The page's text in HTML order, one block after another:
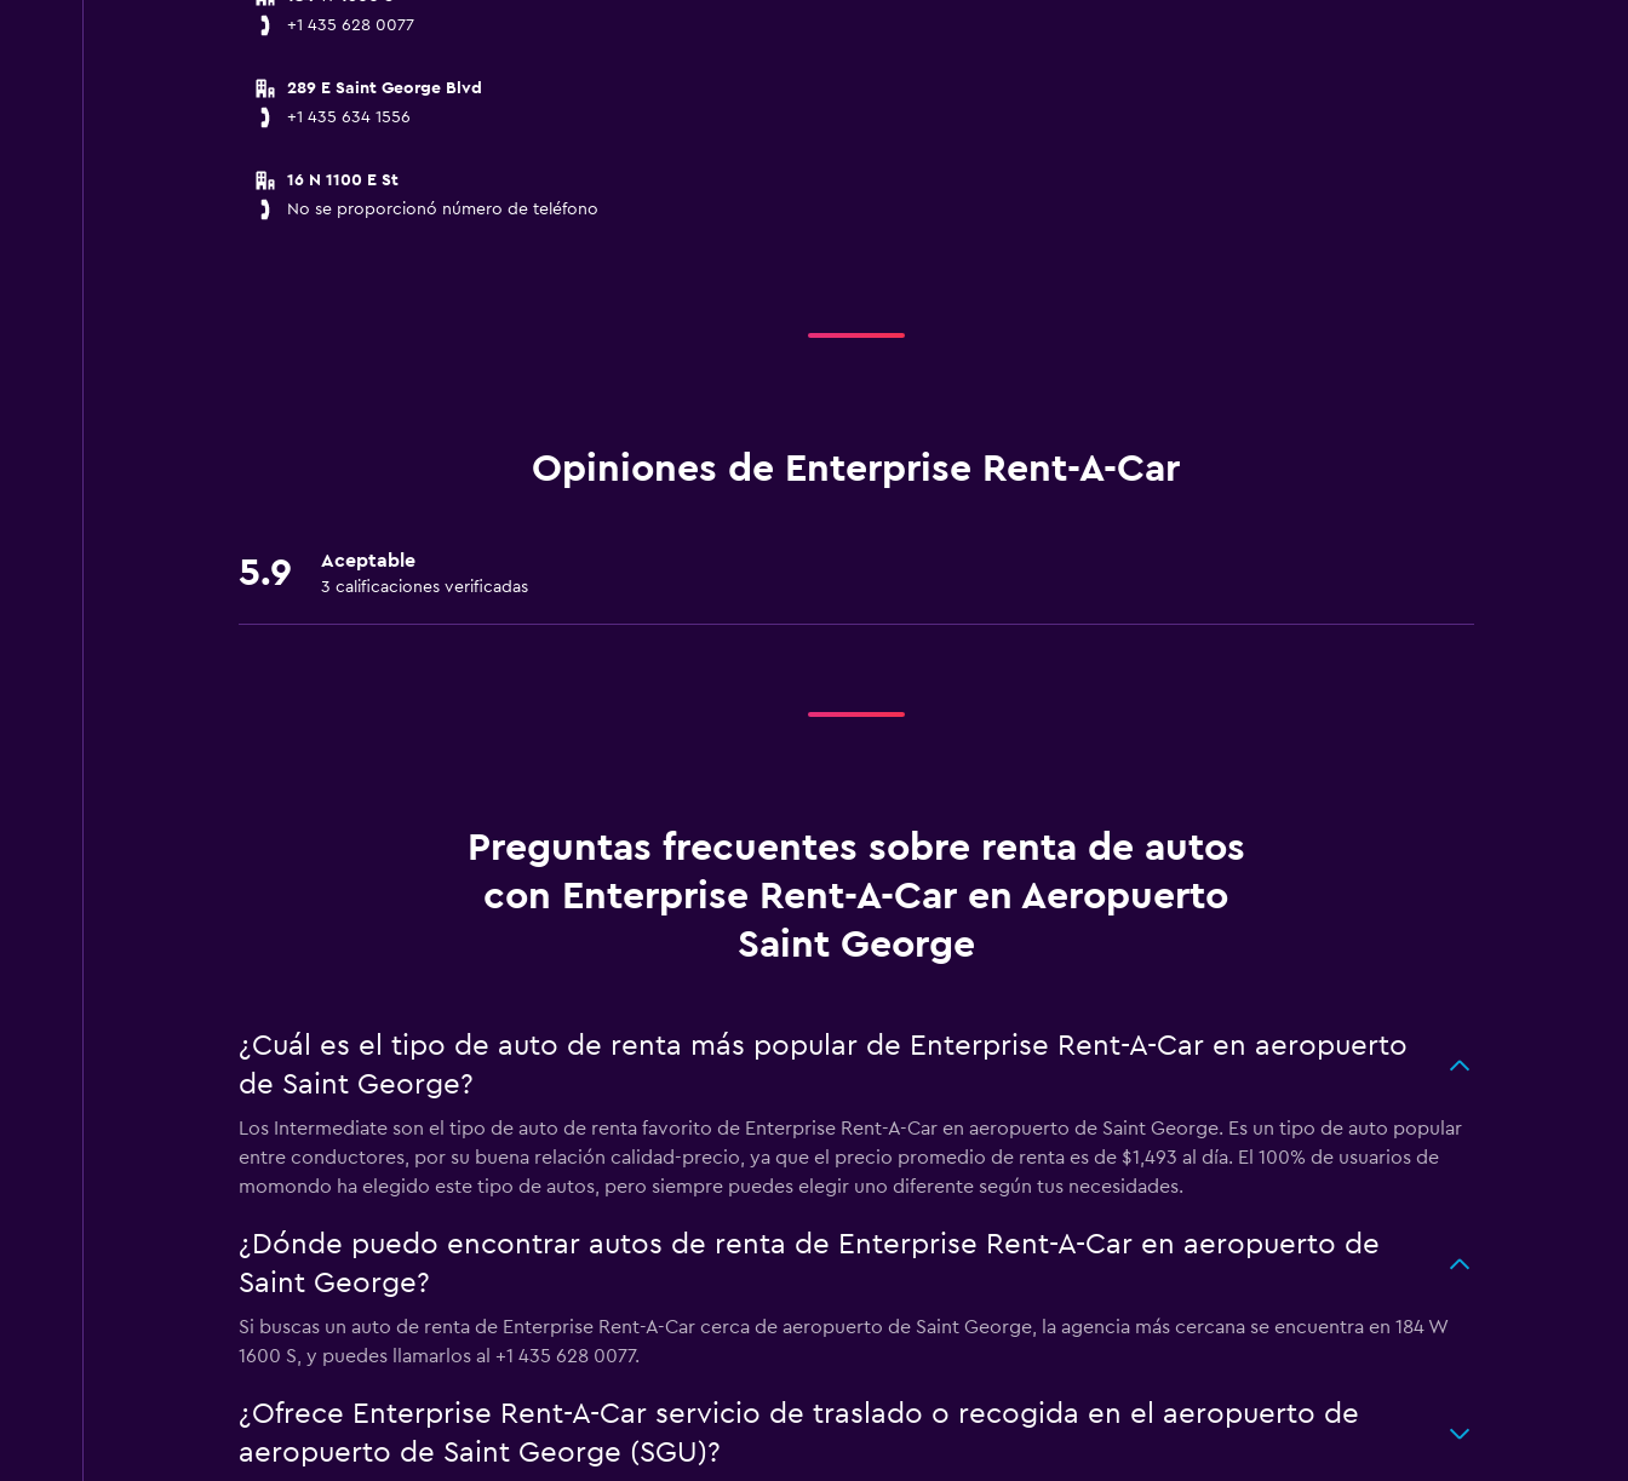
+1 435 628 0077
289 E Saint George Blvd
+1 435 634 1556
16 N 1100 E St
No se proporcionó número de teléfono
Opiniones de Enterprise Rent-A-Car
5.9 Aceptable
3 calificaciones verificadas
Preguntas frecuentes sobre renta de autos
con Enterprise Rent-A-Car en Aeropuerto
Saint George
¿Cuál es el tipo de auto de renta más popular de Enterprise Rent-A-Car en aeropuerto
de Saint George?
Los Intermediate son el tipo de auto de renta favorito de Enterprise Rent-A-Car en aeropuerto de Saint George. Es un tipo de auto popular
entre conductores, por su buena relación calidad-precio, ya que el precio promedio de renta es de $1,493 al día. El 100% de usuarios de
momondo ha elegido este tipo de autos, pero siempre puedes elegir uno diferente según tus necesidades.
¿Dónde puedo encontrar autos de renta de Enterprise Rent-A-Car en aeropuerto de
Saint George?
Si buscas un auto de renta de Enterprise Rent-A-Car cerca de aeropuerto de Saint George, la agencia más cercana se encuentra en 184 W
1600 S, y puedes llamarlos al +1 435 628 0077.
¿Ofrece Enterprise Rent-A-Car servicio de traslado o recogida en el aeropuerto de
aeropuerto de Saint George (SGU)?